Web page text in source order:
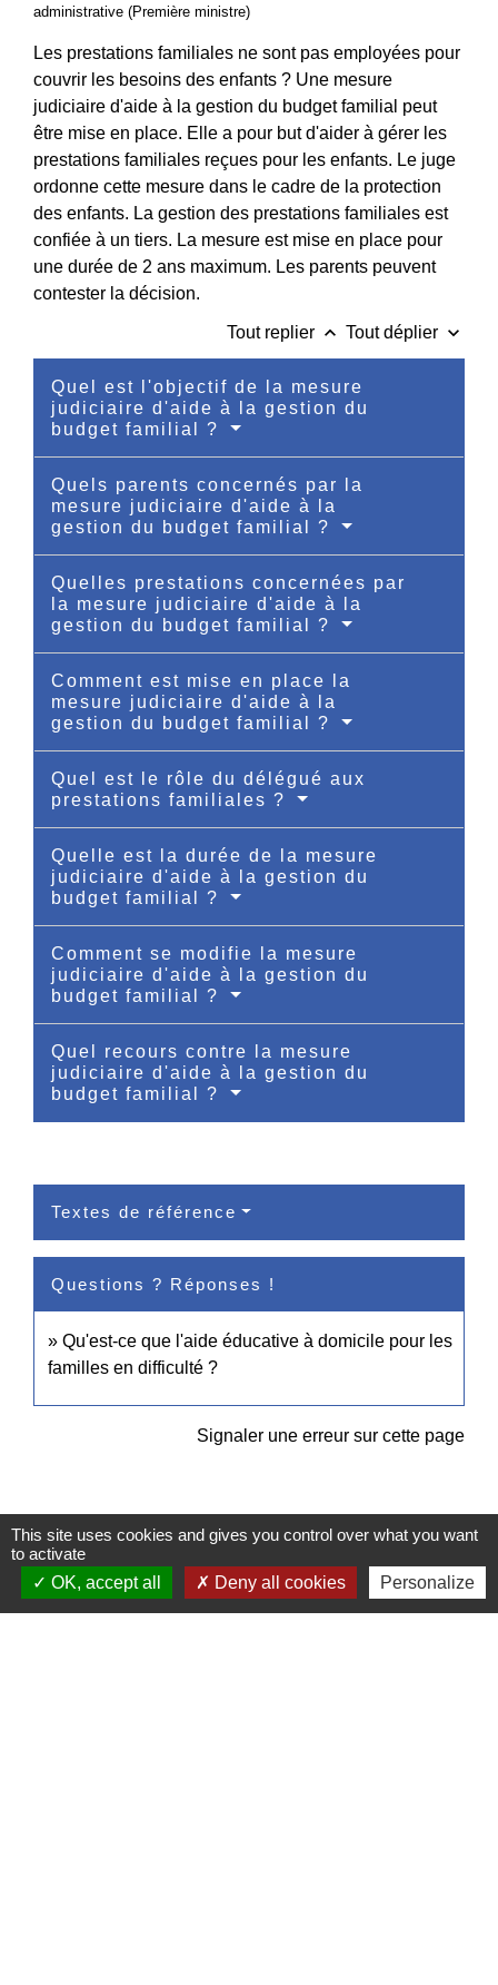
administrative (Première ministre)
Les prestations familiales ne sont pas employées pour
couvrir les besoins des enfants ? Une mesure
judiciaire d'aide à la gestion du budget familial peut
être mise en place. Elle a pour but d'aider à gérer les
prestations familiales reçues pour les enfants. Le juge
ordonne cette mesure dans le cadre de la protection
des enfants. La gestion des prestations familiales est
confiée à un tiers. La mesure est mise en place pour
une durée de 2 ans maximum. Les parents peuvent
contester la décision.
Tout replier keyboard_arrow_up Tout déplier keyboard_arrow_down
Quel est l'objectif de la mesure
judiciaire d'aide à la gestion du
budget familial ?
Quels parents concernés par la
mesure judiciaire d'aide à la
gestion du budget familial ?
Quelles prestations concernées par
la mesure judiciaire d'aide à la
gestion du budget familial ?
Comment est mise en place la
mesure judiciaire d'aide à la
gestion du budget familial ?
Quel est le rôle du délégué aux
prestations familiales ?
Quelle est la durée de la mesure
judiciaire d'aide à la gestion du
budget familial ?
Comment se modifie la mesure
judiciaire d'aide à la gestion du
budget familial ?
Quel recours contre la mesure
judiciaire d'aide à la gestion du
budget familial ?
Textes de référence
Questions ? Réponses !
Qu'est-ce que l'aide éducative à domicile pour les
familles en difficulté ?
Signaler une erreur sur cette page
Contacts
Commune de Pullay
This site uses cookies and gives you control over what you want
to activate
OK, accept all
Deny all cookies Personalize